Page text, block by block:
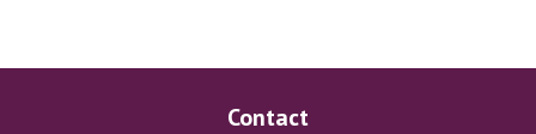
Contact